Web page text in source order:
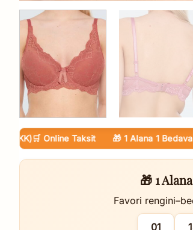
🛒 Online Taksit 🎁 1 Alana 1 Bedava —
🎁 1
Favori
01